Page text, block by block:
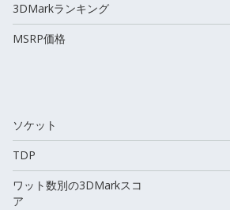
3DMarkランキング
MSRP価格
ソケット
TDP
ワット数別の3DMarkスコ
ア